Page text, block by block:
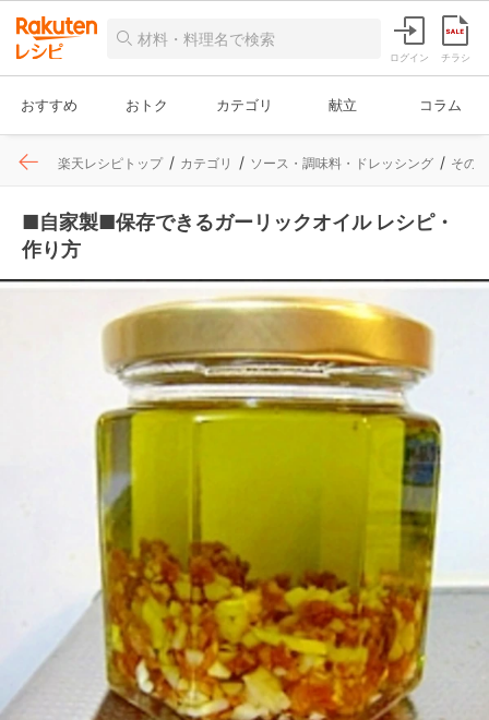
ログイン チラシ
おすすめ おトク カテゴリ 献立 コラム
楽天レシピトップ カテゴリ ソース・調味料・ドレッシング その
■自家製■保存できるガーリックオイル レシピ・
作り方